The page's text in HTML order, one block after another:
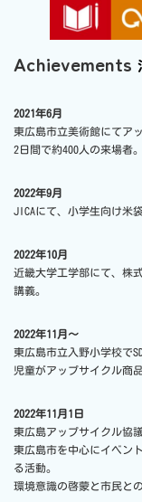
Achievements
2021年6月
東広島市立美術館にてア
2日間で約400人の来場者。
2022年9月
JICAにて、小学生向け米
2022年10月
近畿大学工学部にて、株
講義。
2022年11月～
東広島市立入野小学校で
児童がアップサイクル商
2022年11月1日
東広島アップサイクル協
東広島市を中心にイベン
る活動。
環境意識の啓蒙と市民と